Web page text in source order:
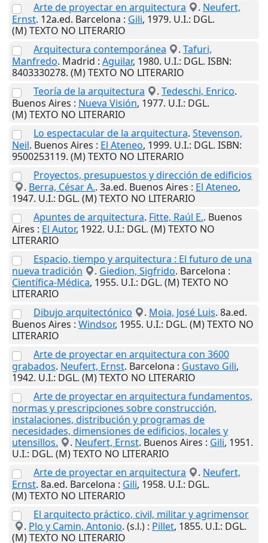
Arte de proyectar en arquitectura
. Neufert,
Ernst. 12a.ed. Barcelona : Gili, 1979. U.I.: DGL.
(M) TEXTO NO LITERARIO
Arquitectura contemporánea
. Tafuri,
Manfredo. Madrid : Aguilar, 1980. U.I.: DGL. ISBN:
8403330278. (M) TEXTO NO LITERARIO
Teoría de la arquitectura
. Tedeschi, Enrico.
Buenos Aires : Nueva Visión, 1977. U.I.: DGL.
(M) TEXTO NO LITERARIO
Lo espectacular de la arquitectura. Stevenson,
Neil. Buenos Aires : El Ateneo, 1999. U.I.: DGL. ISBN:
9500253119. (M) TEXTO NO LITERARIO
Proyectos, presupuestos y dirección de edificios
. Berra, César A.. 3a.ed. Buenos Aires : El Ateneo,
1947. U.I.: DGL. (M) TEXTO NO LITERARIO
Apuntes de arquitectura. Fitte, Raúl E.. Buenos
Aires : El Autor, 1922. U.I.: DGL. (M) TEXTO NO
LITERARIO
Espacio, tiempo y arquitectura : El futuro de una
nueva tradición
. Giedion, Sigfrido. Barcelona :
Científica-Médica, 1955. U.I.: DGL. (M) TEXTO NO
LITERARIO
Dibujo arquitectónico
. Moia, José Luis. 8a.ed.
Buenos Aires : Windsor, 1955. U.I.: DGL. (M) TEXTO NO
LITERARIO
Arte de proyectar en arquitectura con 3600
grabados. Neufert, Ernst. Barcelona : Gustavo Gili,
1942. U.I.: DGL. (M) TEXTO NO LITERARIO
Arte de proyectar en arquitectura fundamentos,
normas y prescripciones sobre construcción,
instalaciones, distribución y programas de
necesidades, dimensiones de edificios, locales y
utensillos.
. Neufert, Ernst. Buenos Aires : Gili, 1951.
U.I.: DGL. (M) TEXTO NO LITERARIO
Arte de proyectar en arquitectura
. Neufert,
Ernst. 8a.ed. Barcelona : Gili, 1958. U.I.: DGL.
(M) TEXTO NO LITERARIO
El arquitecto práctico, civil, militar y agrimensor
. Plo y Camin, Antonio. (s.l.) : Pillet, 1855. U.I.: DGL.
(M) TEXTO NO LITERARIO